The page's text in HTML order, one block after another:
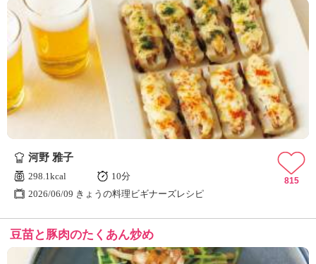
河野 雅子
298.1kcal
10分
2026/06/09 きょうの料理ビギナーズレシピ
815
豆苗と豚肉のたくあん炒め